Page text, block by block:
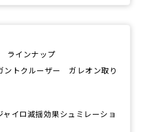
インナップ
ントクルーザー ガレオン取り
ャイロ減揺効果シュミレーショ